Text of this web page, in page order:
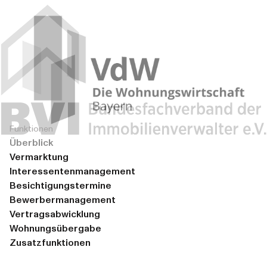
Funktionen
Überblick
Vermarktung
Interessentenmanagement
Besichtigungstermine
Bewerbermanagement
Vertragsabwicklung
Wohnungsübergabe
Zusatzfunktionen